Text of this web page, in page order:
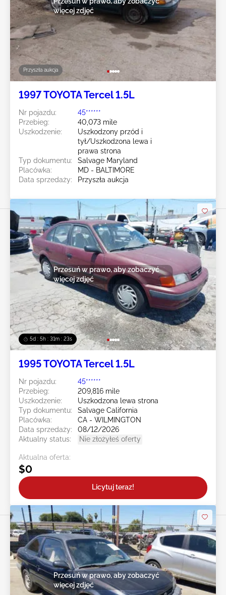
Przyszła aukcja
więcej zdjęć
1997 TOYOTA Tercel 1.5L
Nr pojazdu:
45******
Przebieg:
40,073 mile
Uszkodzenie:
Uszkodzony przód i
tył/Uszkodzona lewa i
prawa strona
Typ dokumentu:
Salvage Maryland
Placówka:
MD - BALTIMORE
Data sprzedaży:
Przyszła aukcja
5d : 5h : 31m : 22s
Przesuń w prawo, aby zobaczyć
więcej zdjęć
1995 TOYOTA Tercel 1.5L
Nr pojazdu:
45******
Przebieg:
209,816 mile
Uszkodzenie:
Uszkodzona lewa strona
Typ dokumentu:
Salvage California
Placówka:
CA - WILMINGTON
Data sprzedaży:
08/12/2026
Aktualny status:
Nie złożyłeś oferty
Aktualna oferta:
$0
Licytuj teraz!
Przesuń w prawo, aby zobaczyć
więcej zdjęć